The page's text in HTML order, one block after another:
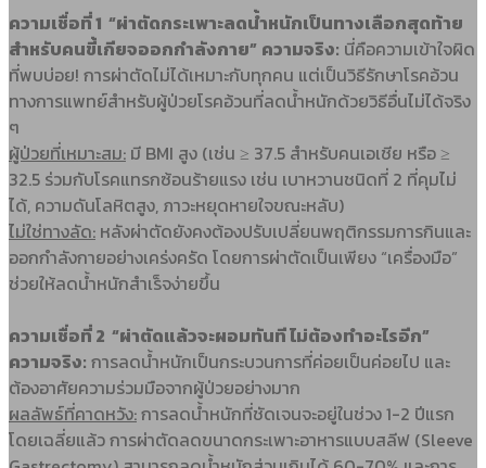
ความเชื่อที่ 1 “ผ่าตัดกระเพาะลดน้ำหนักเป็นทางเลือกสุดท้าย
สำหรับคนขี้เกียจออกกำลังกาย” ความจริง: นี่คือความเข้าใจผิด
ที่พบบ่อย! การผ่าตัดไม่ได้เหมาะกับทุกคน แต่เป็นวิธีรักษาโรคอ้วน
ทางการแพทย์สำหรับผู้ป่วยโรคอ้วนที่ลดน้ำหนักด้วยวิธีอื่นไม่ได้จริง
ๆ
ผู้ป่วยที่เหมาะสม: มี BMI สูง (เช่น ≥ 37.5 สำหรับคนเอเชีย หรือ ≥
32.5 ร่วมกับโรคแทรกซ้อนร้ายแรง เช่น เบาหวานชนิดที่ 2 ที่คุมไม่
ได้, ความดันโลหิตสูง, ภาวะหยุดหายใจขณะหลับ)
ไม่ใช่ทางลัด: หลังผ่าตัดยังคงต้องปรับเปลี่ยนพฤติกรรมการกินและ
ออกกำลังกายอย่างเคร่งครัด โดยการผ่าตัดเป็นเพียง “เครื่องมือ”
ช่วยให้ลดน้ำหนักสำเร็จง่ายขึ้น
ความเชื่อที่ 2 “ผ่าตัดแล้วจะผอมทันที ไม่ต้องทำอะไรอีก”
ความจริง: การลดน้ำหนักเป็นกระบวนการที่ค่อยเป็นค่อยไป และ
ต้องอาศัยความร่วมมือจากผู้ป่วยอย่างมาก
ผลลัพธ์ที่คาดหวัง:การลดน้ำหนักที่ชัดเจนจะอยู่ในช่วง 1-2 ปีแรก
โดยเฉลี่ยแล้ว การผ่าตัดลดขนาดกระเพาะอาหารแบบสลีฟ (Sleeve